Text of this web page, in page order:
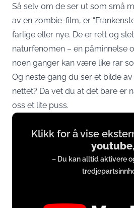
Så selv om de ser ut som små
av en zombie-film, er
farlige eller nye. De er rett og
naturfenomen – en påminnelse
noen ganger kan være like rar
Og neste gang du ser et bilde av
nettet? Da vet du at det bare er
oss et lite puss.
Display
content
www.youtube.com
Klikk for å vise
youtube,
– Du kan alltid aktivere